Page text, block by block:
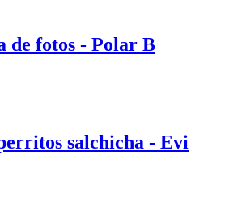
de fotos - Polar B
salchicha - Evi